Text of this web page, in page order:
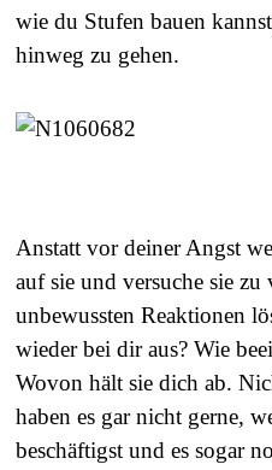
wie du Stufen bauen
hinweg zu gehen.
Anstatt vor deiner Angst
auf sie und versuche sie zu
unbewussten Reaktionen
wieder bei dir aus? Wie
Wovon hält sie dich ab.
haben es gar nicht gerne,
beschäftigst und es sogar